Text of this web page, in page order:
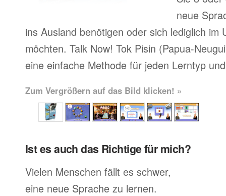
neue
ins Ausland benötigen oder sich lediglich im
möchten. Talk Now! Tok Pisin (Papua-
eine einfache Methode für jeden Lerntyp
Zum Vergrößern auf das Bild klicken! »
Ist es auch das Richtige für mich?
Vielen Menschen fällt es schwer,
eine neue Sprache zu lernen.